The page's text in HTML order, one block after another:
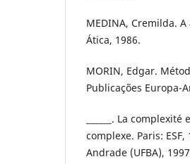
MEDINA, Cremilda.
Ática, 1986.
MORIN, Edgar.
Publicações Europa-
______. La
complexe. Paris:
Andrade (UFBA),